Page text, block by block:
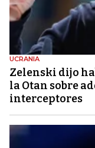
UCRANIA
Zelenski dijo
la Otan sobre
interceptores